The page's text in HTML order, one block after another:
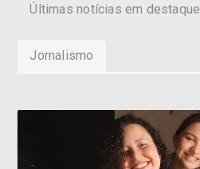
Últimas notícias em destaque
Jornalismo